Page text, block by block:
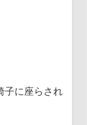
子に座らされ